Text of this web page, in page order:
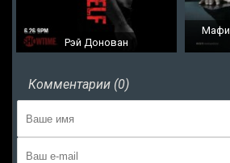
Рэй Донован
Комментарии (0)